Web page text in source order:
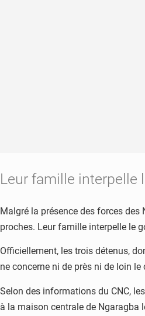
Leur famille interpelle
Malgré la présence des forces des
proches. Leur famille interpelle le
Officiellement, les trois détenus,
ne concerne ni de près ni de loin
Selon des informations du CNC,
à la maison centrale de Ngaragba